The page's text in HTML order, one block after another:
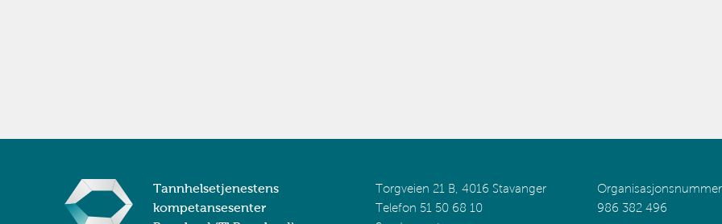
Tannhelsetjenestens
kompetansesenter
Torgveien 21 B, 4016 Stavanger
Telefon 51 50 68 10
986 382 496